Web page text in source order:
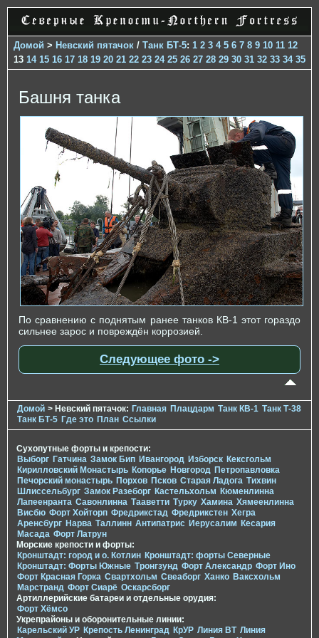
Домой > Невский пятачок / Танк БТ-5: 1 2 3 4 5 6 7 8 9 10 11 12
13 14 15 16 17 18 19 20 21 22 23 24 25 26 27 28 29 30 31 32 33 34 35
Башня танка
По сравнению с поднятым ранее танков КВ-1 этот гораздо
сильнее зарос и повреждён коррозией.
Следующее фото ->
Домой > Невский пятачок: Главная Плацдарм Танк КВ-1 Танк Т-38
Танк БТ-5 Где это План Ссылки
Сухопутные форты и крепости:
Выборг Гатчина Замок Бип Ивангород Изборск Кексгольм
Кирилловский Монастырь Копорье Новгород Петропавловка
Печорcкий монастырь Порхов Псков Старая Ладога Тихвин
Шлиссельбург Замок Разеборг Кастельхольм Кюменлинна
Лапеенранта Савонлинна Тааветти Турку Хамина Хямеенлинна
Висбю Форт Хойторп Фредрикстад Фредрикстен Хегра
Аренсбург Нарва Таллинн Антипатрис Иерусалим Кесария
Масада Форт Латрун
Морские крепости и форты:
Кронштадт: город и о. Котлин Кронштадт: форты Северные
Кронштадт: Форты Южные Тронгзунд Форт Александр Форт Ино
Форт Красная Горка Свартхольм Свеаборг Ханко Ваксхольм
Марстранд Форт Сиарё Оскарсборг
Артиллерийские батареи и отдельные орудия:
Форт Хёмсо
Укрепрайоны и оборонительные линии:
Карельский УР Крепость Ленинград КрУР Линия ВТ Линия